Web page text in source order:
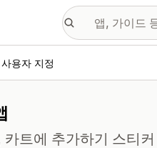
용자 지정
트에 추가하기 스티